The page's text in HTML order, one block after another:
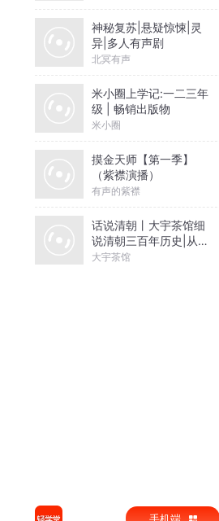
神秘复苏|悬疑惊悚|灵
异|多人有声剧
北冥有声
米小圈上学记:一二三年
级 | 畅销出版物
米小圈
摸金天师【第一季】
（紫襟演播）
有声的紫襟
话说清朝丨大宇茶馆细
说清朝三百年历史|从努
尔哈赤到末代皇帝溥仪|
大宇茶馆